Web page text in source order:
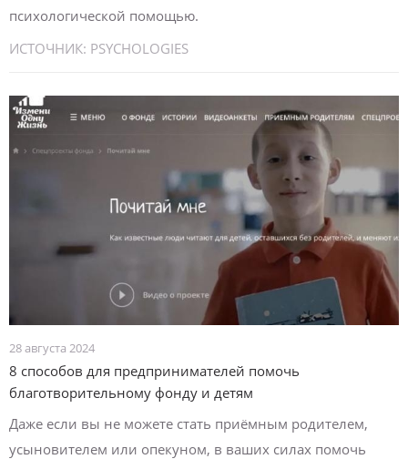
психологической помощью.
ИСТОЧНИК: PSYCHOLOGIES
28 августа 2024
8 способов для предпринимателей помочь
благотворительному фонду и детям
Даже если вы не можете стать приёмным родителем,
усыновителем или опекуном, в ваших силах помочь